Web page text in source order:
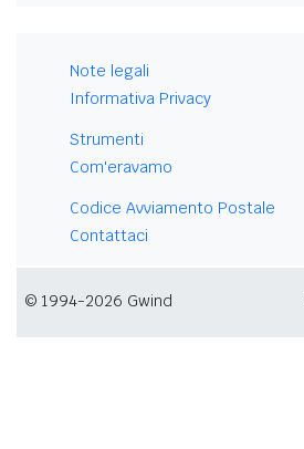
Note legali
Informativa Privacy
Strumenti
Com'eravamo
Codice Avviamento Postale
Contattaci
© 1994-2026 Gwind